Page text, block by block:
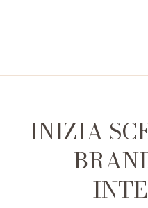
INIZIA